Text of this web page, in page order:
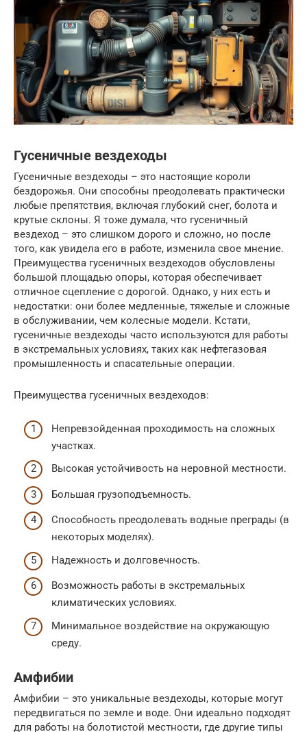
Гусеничные вездеходы
Гусеничные вездеходы – это настоящие короли
бездорожья. Они способны преодолевать практически
любые препятствия, включая глубокий снег, болота и
крутые склоны. Я тоже думала, что гусеничный
вездеход – это слишком дорого и сложно, но после
того, как увидела его в работе, изменила свое мнение.
Преимущества гусеничных вездеходов обусловлены
большой площадью опоры, которая обеспечивает
отличное сцепление с дорогой. Однако, у них есть и
недостатки: они более медленные, тяжелые и сложные
в обслуживании, чем колесные модели. Кстати,
гусеничные вездеходы часто используются для работы
в экстремальных условиях, таких как нефтегазовая
промышленность и спасательные операции.
Преимущества гусеничных вездеходов:
Непревзойденная проходимость на сложных
участках.
Высокая устойчивость на неровной местности.
Большая грузоподъемность.
Способность преодолевать водные преграды (в
некоторых моделях).
Надежность и долговечность.
Возможность работы в экстремальных
климатических условиях.
Минимальное воздействие на окружающую
среду.
Амфибии
Амфибии – это уникальные вездеходы, которые могут
передвигаться по земле и воде. Они идеально подходят
для работы на болотистой местности, где другие типы